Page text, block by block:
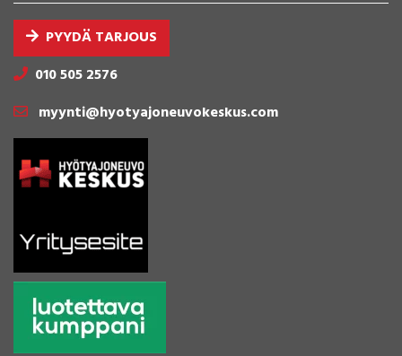
PYYDÄ TARJOUS
010 505 2576
myynti@hyotyajoneuvokeskus.com